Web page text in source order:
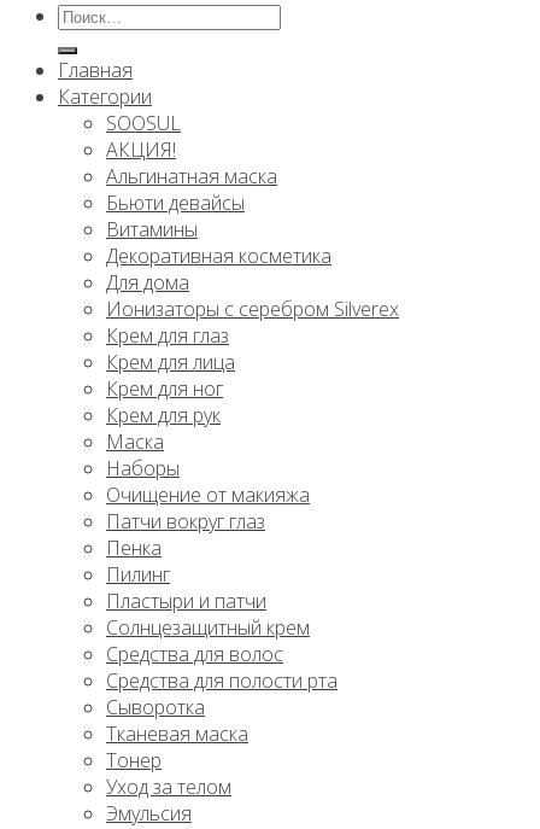
Искать:
Главная
Категории
SOOSUL
АКЦИЯ!
Альгинатная маска
Бьюти девайсы
Витамины
Декоративная косметика
Для дома
Ионизаторы с серебром Silverex
Крем для глаз
Крем для лица
Крем для ног
Крем для рук
Маска
Наборы
Очищение от макияжа
Патчи вокруг глаз
Пенка
Пилинг
Пластыри и патчи
Солнцезащитный крем
Средства для волос
Средства для полости рта
Сыворотка
Тканевая маска
Тонер
Уход за телом
Эмульсия